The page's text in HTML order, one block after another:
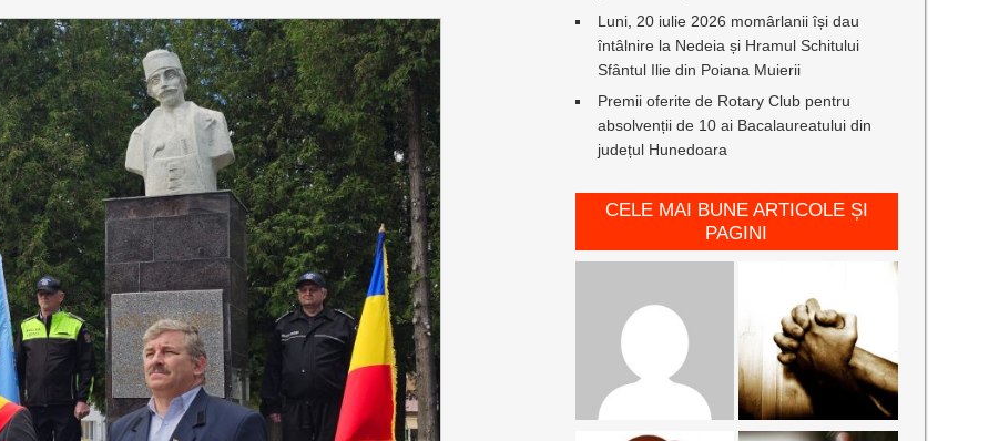
Luni, 20 iulie 2026 momârlanii își dau
întâlnire la Nedeia și Hramul Schitului
Sfântul Ilie din Poiana Muierii
Premii oferite de Rotary Club pentru
absolvenții de 10 ai Bacalaureatului din
județul Hunedoara
CELE MAI BUNE ARTICOLE ȘI
PAGINI